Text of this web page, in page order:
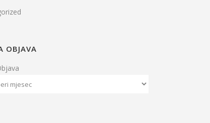
OBJAVA